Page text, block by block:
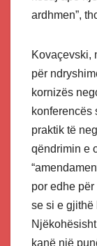
ardhmen”,
Kovaçevski,
për
kornizës
konferencës
praktik të
qëndrimin e
por edhe
se si e gjithë
kanë një